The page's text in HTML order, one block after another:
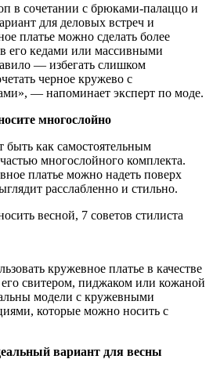
в сочетании с брюками-палаццо и
для деловых встреч и
платье можно сделать более
его кедами или массивными
— избегать слишком
черное кружево с
— напоминает эксперт по моде.
многослойно
как самостоятельным
многослойного комплекта.
платье можно надеть поверх
расслабленно и стильно.
кружевное платье в качестве
свитером, пиджаком или кожаной
модели с кружевными
которые можно носить с
вариант для весны